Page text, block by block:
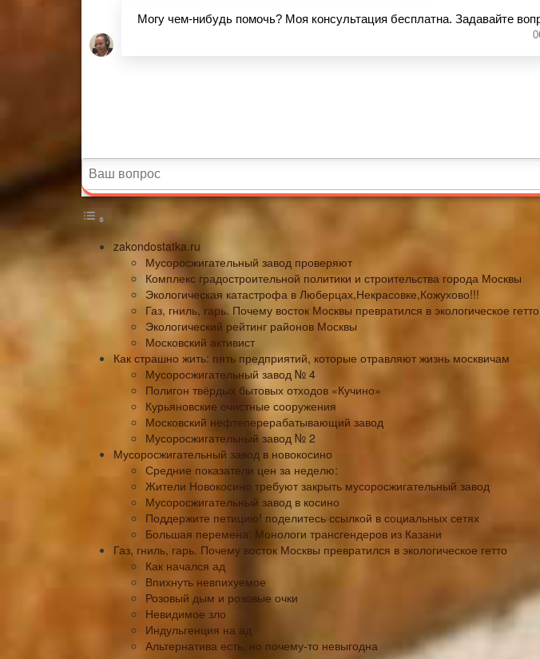
zakondostatka.ru
Мусоросжигательный завод проверяют
Комплекс градостроительной политики и строительства города Москвы
Экологическая катастрофа в Люберцах,Некрасовке,Кожухово!!!
Газ, гниль, гарь. Почему восток Москвы превратился в экологическое гетто
Экологический рейтинг районов Москвы
Московский активист
Как страшно жить: пять предприятий, которые отравляют жизнь москвичам
Мусоросжигательный завод № 4
Полигон твёрдых бытовых отходов «Кучино»
Курьяновские очистные сооружения
Московский нефтеперерабатывающий завод
Мусоросжигательный завод № 2
Мусоросжигательный завод в новокосино
Средние показатели цен за неделю:
Жители Новокосино требуют закрыть мусоросжигательный завод
Мусоросжигательный завод в косино
Поддержите петицию! поделитесь ссылкой в социальных сетях
Большая перемена: Монологи трансгендеров из Казани
Газ, гниль, гарь. Почему восток Москвы превратился в экологическое гетто
Как начался ад
Впихнуть невпихуемое
Розовый дым и розовые очки
Невидимое зло
Индульгенция на ад
Альтернатива есть, но почему-то невыгодна